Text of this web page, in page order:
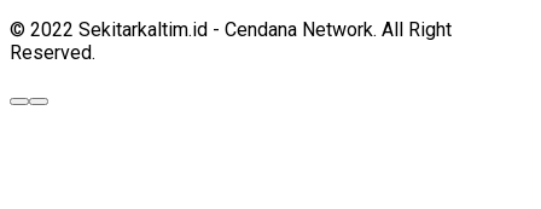
© 2022 Sekitarkaltim.id - Cendana Network. All Right
Reserved.